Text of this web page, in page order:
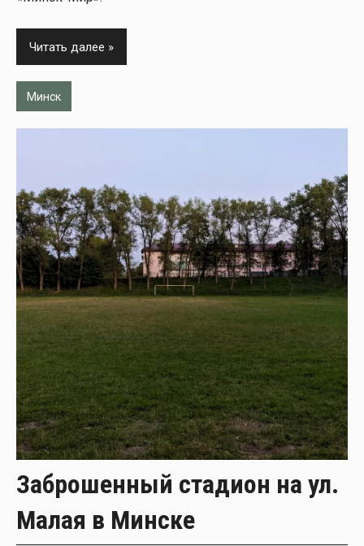
Читать далее
Минск
Заброшенный стадион на ул.
Малая в Минске